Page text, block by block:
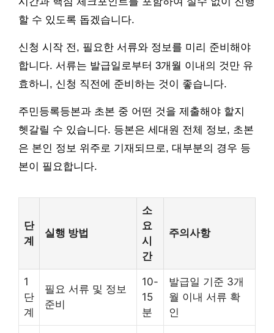
할 수 있도록 돕겠습니다.
신청 시작 전, 필요한 서류와 정보를 미리 준비해야
합니다. 서류는 발급일로부터 3개월 이내의 것만 유
효하니, 신청 직전에 준비하는 것이 좋습니다.
주민등록등본과 초본 중 어떤 것을 제출해야 할지
헷갈릴 수 있습니다. 등본은 세대원 전체 정보, 초본
은 본인 정보 위주로 기재되므로, 대부분의 경우 등
본이 필요합니다.
단
계
실행 방법
소
요
시
간
주의사항
1
단
계
필요 서류 및 정보
준비
10-
15
분
발급일 기준 3개
월 이내 서류 확
인